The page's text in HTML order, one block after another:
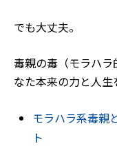
でも大丈夫。
毒親の毒（モラハ
なた本来の力と人生
モラハラ系毒親
ト